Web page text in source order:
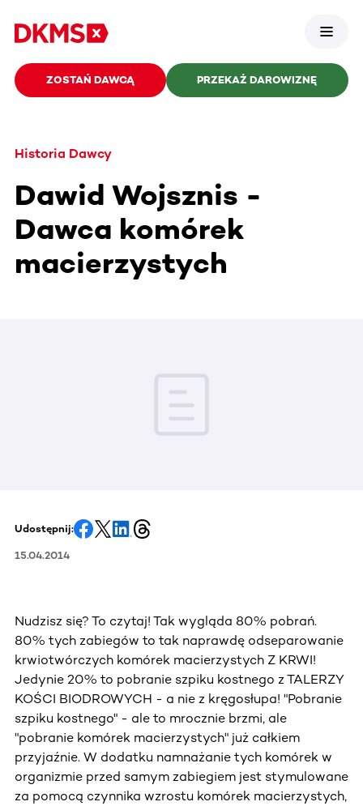
ZOSTAŃ DAWCĄ PRZEKAŻ DAROWIZNĘ
Historia Dawcy
Dawid Wojsznis -
Dawca komórek
macierzystych
Udostępnij:
15.04.2014
Nudzisz się? To czytaj! Tak wygląda 80% pobrań.
80% tych zabiegów to tak naprawdę odseparowanie
krwiotwórczych komórek macierzystych Z KRWI!
Jedynie 20% to pobranie szpiku kostnego z TALERZY
KOŚCI BIODROWYCH - a nie z kręgosłupa! "Pobranie
szpiku kostnego" - ale to mrocznie brzmi, ale
"pobranie komórek macierzystych" już całkiem
przyjaźnie. W dodatku namnażanie tych komórek w
organizmie przed samym zabiegiem jest stymulowane
za pomocą czynnika wzrostu komórek macierzystych,